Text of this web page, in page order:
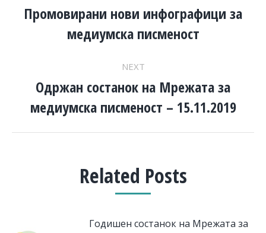
NAVIGATION
Previous
post:
Промовирани нови инфографици за
медиумска писменост
NEXT
Next
post:
Одржан состанок на Мрежата за
медиумска писменост – 15.11.2019
Related Posts
Годишен состанок на Мрежата за